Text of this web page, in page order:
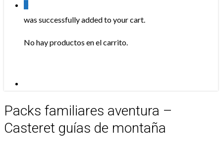
was successfully added to your cart.
No hay productos en el carrito.
Packs familiares aventura –
Casteret guías de montaña